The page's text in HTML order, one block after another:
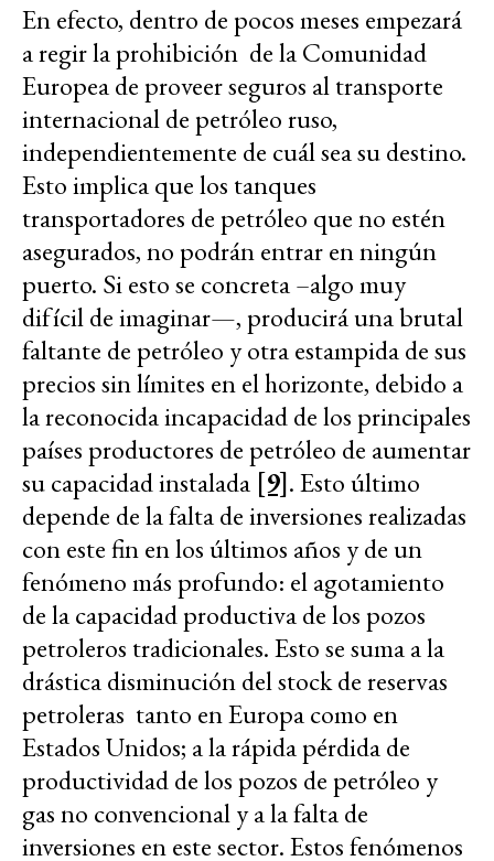
En efecto, dentro de pocos meses empezará
a regir la prohibición de la Comunidad
Europea de proveer seguros al transporte
internacional de petróleo ruso,
independientemente de cuál sea su destino.
Esto implica que los tanques
transportadores de petróleo que no estén
asegurados, no podrán entrar en ningún
puerto. Si esto se concreta –algo muy
difícil de imaginar—, producirá una brutal
faltante de petróleo y otra estampida de sus
precios sin límites en el horizonte, debido a
la reconocida incapacidad de los principales
países productores de petróleo de aumentar
su capacidad instalada [9]. Esto último
depende de la falta de inversiones realizadas
con este fin en los últimos años y de un
fenómeno más profundo: el agotamiento
de la capacidad productiva de los pozos
petroleros tradicionales. Esto se suma a la
drástica disminución del stock de reservas
petroleras tanto en Europa como en
Estados Unidos; a la rápida pérdida de
productividad de los pozos de petróleo y
gas no convencional y a la falta de
inversiones en este sector. Estos fenómenos